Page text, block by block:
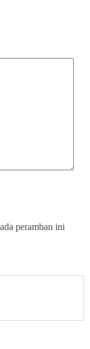
peramban ini